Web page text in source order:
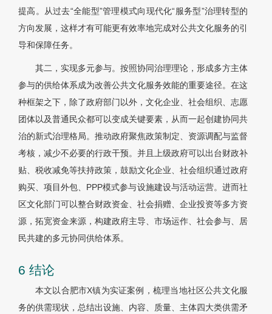
提高。从过去“全能型”管理模式向现代化“服务型”治理转型的
方向发展，这样才有可能更有效率地完成对公共文化服务的引
导和保障任务。
其二，实现多元参与。按照协同治理理论，形成多方主体
参与的供给体系成为改善公共文化服务效能的重要途径。在这
种框架之下，除了政府部门以外，文化企业、社会组织、志愿
团体以及普通民众都可以变成关键要素，从而一起创建协同共
治的新式治理格局。推动政府聚焦政策制定、资源调配与监督
考核，减少不必要的行政干预。并且上级政府可以出台财政补
贴、税收减免等扶持政策，鼓励文化企业、社会组织通过政府
购买、项目外包、PPP模式参与设施建设与活动运营。进而社
区文化部门可以整合财政资金、社会捐赠、企业投资等多方资
源，拓宽资金来源，构建政府主导、市场运作、社会参与、居
民共建的多元协同供给体系。
6 结论
本文以合肥市X镇为实证案例，梳理当地社区公共文化服
务的供需现状，总结出设施、内容、质量、主体四大类供需矛